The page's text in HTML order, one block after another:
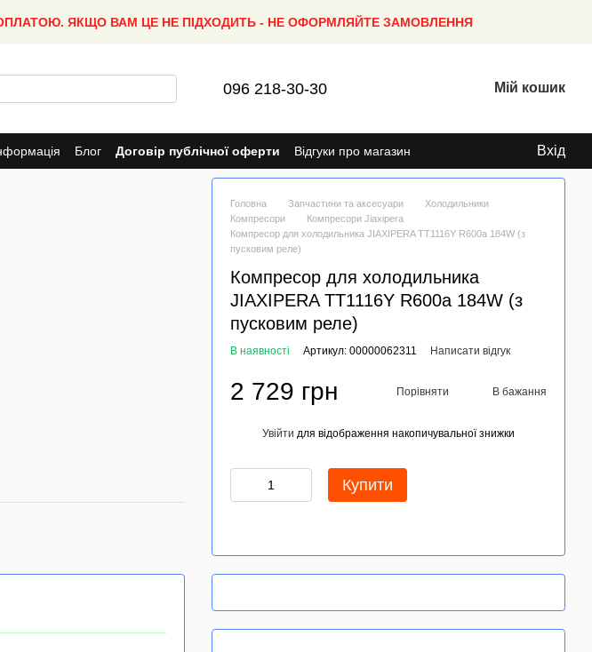
ЯКЩО ВАМ ЦЕ НЕ ПІДХОДИТЬ - НЕ ОФОРМЛЯЙТЕ ЗАМОВЛЕННЯ
096 218-30-30 Мій кошик
Блог Договір публічної оферти Відгуки про магазин Вхід
Головна Запчастини та аксесуари
Холодильники
Компресори
Компресори Jiaxipera
Компресор для холодильника JIAXIPERA TТ1116Y R600a 184W (з
пусковим реле)
Компресор для холодильника
JIAXIPERA TТ1116Y R600a 184W (з
пусковим реле)
В наявності Артикул: 00000062311 Написати відгук
2 729 грн Порівняти В бажання
Увійти для відображення накопичувальної знижки
Купити